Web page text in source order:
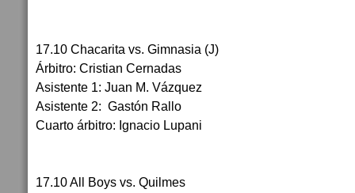
17.10 Chacarita vs. Gimnasia (J)
Árbitro: Cristian Cernadas
Asistente 1: Juan M. Vázquez
Asistente 2: Gastón Rallo
Cuarto árbitro: Ignacio Lupani
17.10 All Boys vs. Quilmes